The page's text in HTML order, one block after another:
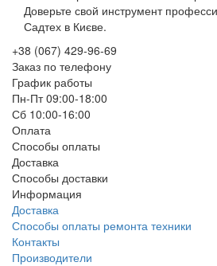
Доверьте свой инструмент
Садтех в Києве.
+38 (067) 429-96-69
Заказ по телефону
График работы
Пн-Пт 09:00-18:00
Сб 10:00-16:00
Оплата
Способы оплаты
Доставка
Способы доставки
Информация
Доставка
Способы оплаты ремонта техники
Контакты
Производители